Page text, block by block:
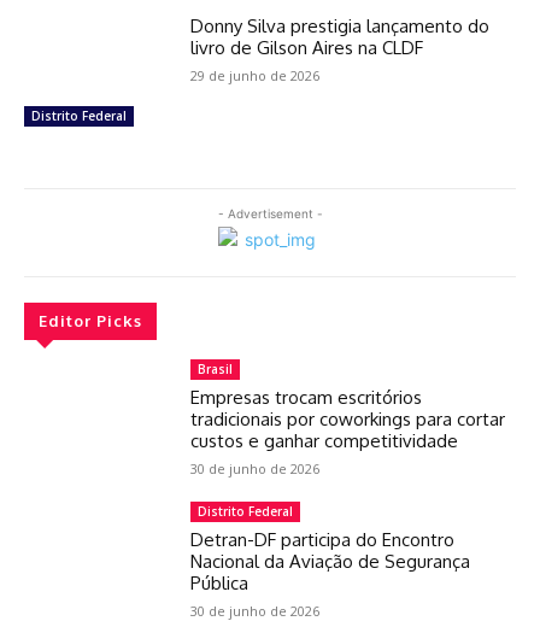
Distrito Federal
Donny Silva prestigia lançamento do
livro de Gilson Aires na CLDF
29 de junho de 2026
- Advertisement -
Editor Picks
Brasil
Empresas trocam escritórios
tradicionais por coworkings para cortar
custos e ganhar competitividade
30 de junho de 2026
Distrito Federal
Detran-DF participa do Encontro
Nacional da Aviação de Segurança
Pública
30 de junho de 2026